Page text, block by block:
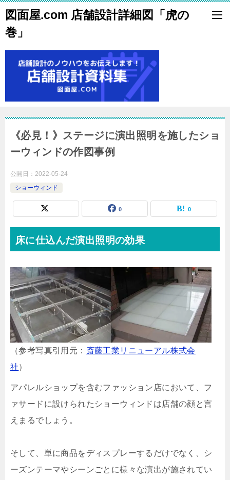
図面屋.com 店舗設計詳細図「虎の
巻」
《必見！》ステージに演出照明を施したショ
ーウィンドの作図事例
公開日： 2022-05-24
ショーウィンド
0 0
床に仕込んだ演出照明の効果
（参考写真引用元： 斎藤工業リニューアル株式会
社）
アパレルショップを含むファッション店において、フ
ァサードに設けられたショーウィンドは店舗の顔と言
えまるでしょう。
そして、単に商品をディスプレーするだけでなく、シ
ーズンテーマやシーンごとに様々な演出が施されてい